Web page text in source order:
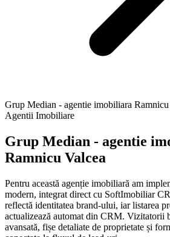
Grup Median - agentie imobiliara Ramnicu
Agentii Imobiliare
Grup Median - agentie
Ramnicu Valcea
Pentru această agenție imobiliară am
modern, integrat direct cu SoftImobiliar
reflectă identitatea brand-ului, iar listarea
actualizează automat din CRM. Vizitatorii
avansată, fișe detaliate de proprietate și